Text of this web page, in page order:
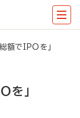
総額でIPOを」
を」